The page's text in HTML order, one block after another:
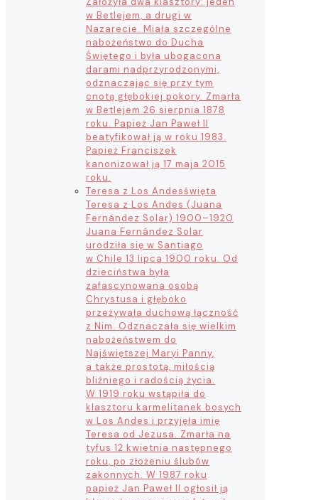
w Betlejem, a drugi w
Nazarecie. Miała szczególne
nabożeństwo do Ducha
Świętego i była ubogacona
darami nadprzyrodzonymi,
odznaczając się przy tym
cnotą głębokiej pokory. Zmarła
w Betlejem 26 sierpnia 1878
roku. Papież Jan Paweł II
beatyfikował ją w roku 1983.
Papież Franciszek
kanonizował ją 17 maja 2015
roku.
Teresa z Los Andesświęta
Teresa z Los Andes (Juana
Fernández Solar) 1900–1920
Juana Fernández Solar
urodziła się w Santiago
w Chile 13 lipca 1900 roku. Od
dzieciństwa była
zafascynowana osobą
Chrystusa i głęboko
przeżywała duchową łączność
z Nim. Odznaczała się wielkim
nabożeństwem do
Najświętszej Maryi Panny,
a także prostotą, miłością
bliźniego i radością życia.
W 1919 roku wstąpiła do
klasztoru karmelitanek bosych
w Los Andes i przyjęła imię
Teresa od Jezusa. Zmarła na
tyfus 12 kwietnia następnego
roku, po złożeniu ślubów
zakonnych. W 1987 roku
papież Jan Paweł II ogłosił ją